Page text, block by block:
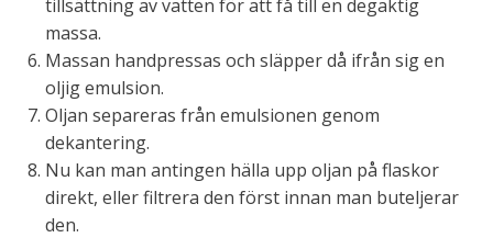
tillsättning av vatten för att få till en degaktig
massa.
Massan handpressas och släpper då ifrån sig en
oljig emulsion.
Oljan separeras från emulsionen genom
dekantering.
Nu kan man antingen hälla upp oljan på flaskor
direkt, eller filtrera den först innan man buteljerar
den.